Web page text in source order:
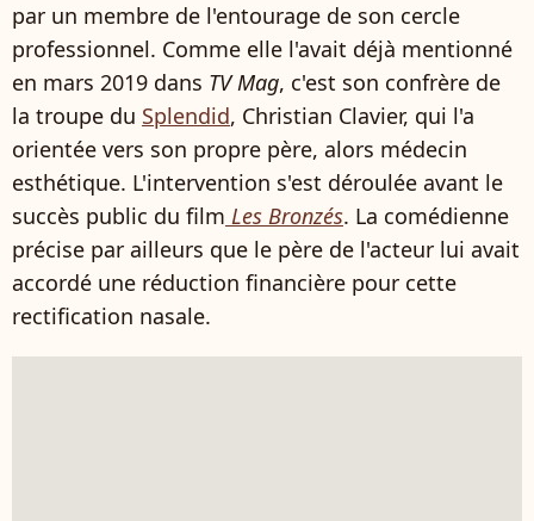
par un membre de l'entourage de son cercle
professionnel. Comme elle l'avait déjà mentionné
en mars 2019 dans TV Mag, c'est son confrère de
la troupe du Splendid, Christian Clavier, qui l'a
orientée vers son propre père, alors médecin
esthétique. L'intervention s'est déroulée avant le
succès public du film Les Bronzés. La comédienne
précise par ailleurs que le père de l'acteur lui avait
accordé une réduction financière pour cette
rectification nasale.